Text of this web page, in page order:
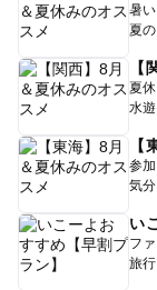
暑
夏
【
夏
水
【
参
気
い
フ
旅